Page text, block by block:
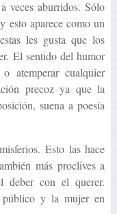
veces aburridos. Sólo
esto aparece como un
les gusta que los
El sentido del humor
atemperar cualquier
precoz ya que la
suena a poesía
Esto las hace
más proclives a
con el querer.
público y la mujer en